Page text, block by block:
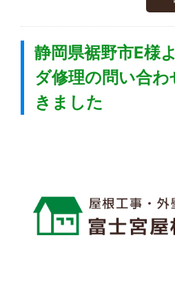
静岡県裾野市E様
ダ修理の問い合
きました